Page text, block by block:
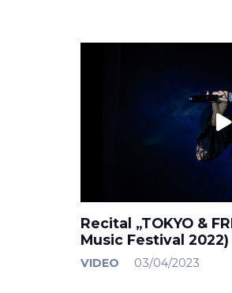
Recital „TOKYO &
Music Festival 2022)
VIDEO 03/04/2023